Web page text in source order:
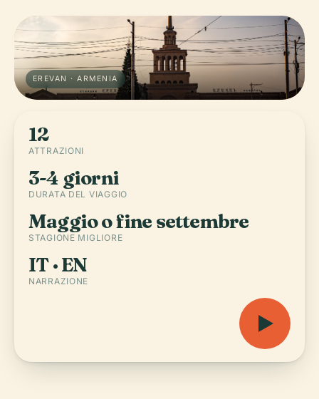
EREVAN · ARMENIA
12
ATTRAZIONI
3-4 giorni
DURATA DEL VIAGGIO
Maggio o fine settembre
STAGIONE MIGLIORE
IT · EN
NARRAZIONE